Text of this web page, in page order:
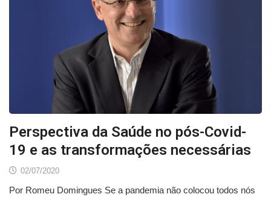
Perspectiva da Saúde no pós-Covid-
19 e as transformações necessárias
02/07/2020
Por Romeu Domingues Se a pandemia não colocou todos nós